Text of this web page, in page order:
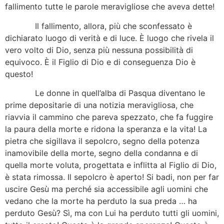
fallimento tutte le parole meravigliose che aveva dette!
Il fallimento, allora, più che sconfessato è
dichiarato luogo di verità e di luce. È luogo che rivela il
vero volto di Dio, senza più nessuna possibilità di
equivoco. È il Figlio di Dio e di conseguenza Dio è
questo!
Le donne in quell’alba di Pasqua diventano le
prime depositarie di una notizia meravigliosa, che
riavvia il cammino che pareva spezzato, che fa fuggire
la paura della morte e ridona la speranza e la vita! La
pietra che sigillava il sepolcro, segno della potenza
inamovibile della morte, segno della condanna e di
quella morte voluta, progettata e inflitta al Figlio di Dio,
è stata rimossa. Il sepolcro è aperto! Si badi, non per far
uscire Gesù ma perché sia accessibile agli uomini che
vedano che la morte ha perduto la sua preda … ha
perduto Gesù? Sì, ma con Lui ha perduto tutti gli uomini,